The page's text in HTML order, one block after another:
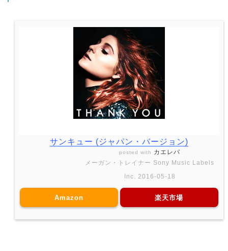
サンキュー (ジャパン・バージョン)
posted with カエレバ
メーガン・トレイナー Sony Music Labels
Inc. 2016-05-18
Amazon 楽天市場